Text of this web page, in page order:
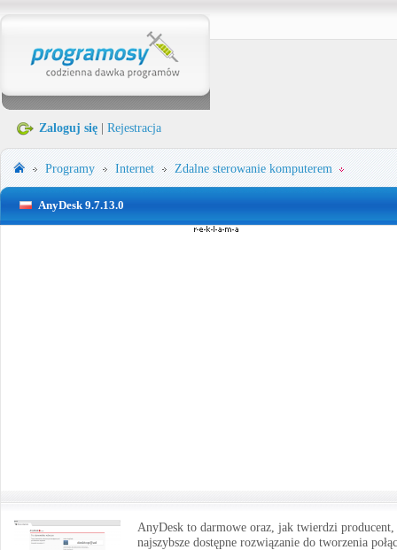
Zaloguj się Rejestracja
Programy Internet Zdalne sterowanie komputerem
AnyDesk 9.7.13.0
AnyDesk to darmowe oraz, jak twierdzi producent,
najszybsze dostępne rozwiązanie do tworzenia